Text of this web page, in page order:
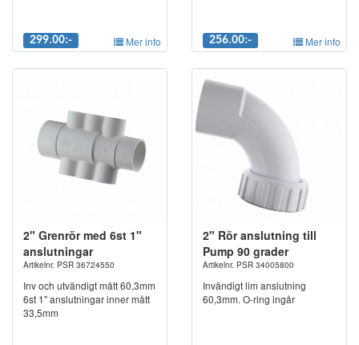
299.00:- Mer info 256.00:- Mer info
2" Grenrör med 6st 1"
anslutningar
Artikelnr. PSR 36724550
Inv och utvändigt mått 60,3mm
6st 1" anslutningar inner mått
33,5mm
2" Rör anslutning till
Pump 90 grader
Artikelnr. PSR 34005800
Invändigt lim anslutning
60,3mm. O-ring ingår